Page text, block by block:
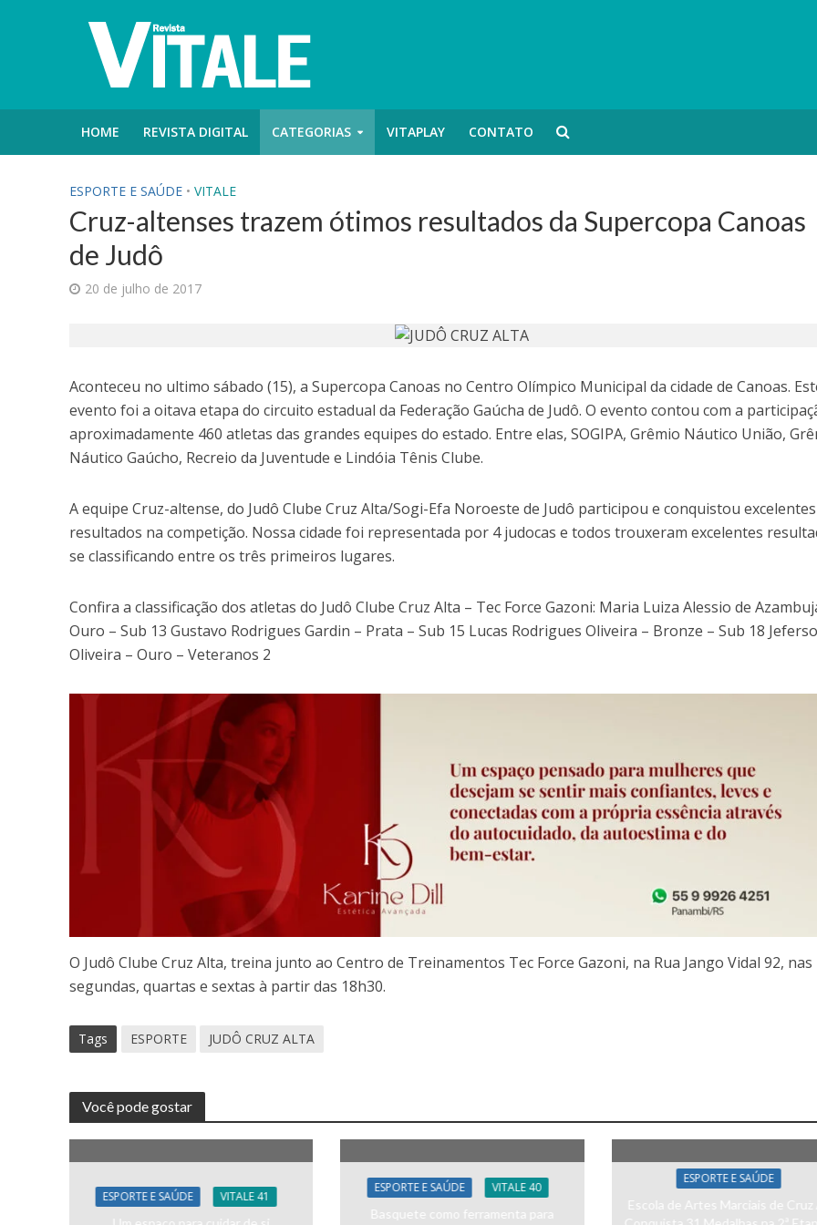
HOME REVISTA DIGITAL CATEGORIAS VITAPLAY CONTATO
ESPORTE E SAÚDE • VITALE
Cruz-altenses trazem ótimos resultados da Supercopa Canoas
de Judô
20 de julho de 2017
Aconteceu no ultimo sábado (15), a Supercopa Canoas no Centro Olímpico Municipal da cidade de Canoas.
evento foi a oitava etapa do circuito estadual da Federação Gaúcha de Judô. O evento contou com a
aproximadamente 460 atletas das grandes equipes do estado. Entre elas, SOGIPA, Grêmio Náutico União,
Náutico Gaúcho, Recreio da Juventude e Lindóia Tênis Clube.
A equipe Cruz-altense, do Judô Clube Cruz Alta/Sogi-Efa Noroeste de Judô participou e conquistou excelentes
resultados na competição. Nossa cidade foi representada por 4 judocas e todos trouxeram excelentes
se classificando entre os três primeiros lugares.
Confira a classificação dos atletas do Judô Clube Cruz Alta – Tec Force Gazoni: Maria Luiza Alessio de
Ouro – Sub 13 Gustavo Rodrigues Gardin – Prata – Sub 15 Lucas Rodrigues Oliveira – Bronze – Sub 18
Oliveira – Ouro – Veteranos 2
O Judô Clube Cruz Alta, treina junto ao Centro de Treinamentos Tec Force Gazoni, na Rua Jango Vidal 92, nas
segundas, quartas e sextas à partir das 18h30.
Tags ESPORTE JUDÔ CRUZ ALTA
Você pode gostar
ESPORTE E SAÚDE
VITALE 41
ESPORTE E SAÚDE
VITALE 40
Basquete como ferramenta para
ESPORTE E SAÚDE
Escola de Artes Marciais de